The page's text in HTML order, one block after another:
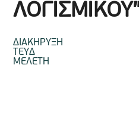
ΔΙΑΚΗΡΥΞΗ
TEYΔ
ΜΕΛΕΤΗ